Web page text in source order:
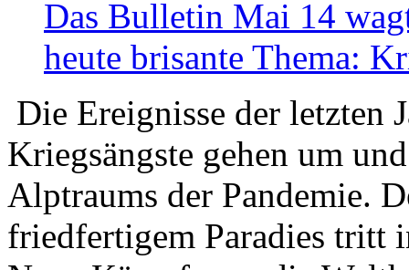
Das Bulletin Mai 14
heute brisante Thema:
Die Ereignisse der letzten
Kriegsängste gehen um
Alptraums der Pandemie.
friedfertigem Paradies tritt